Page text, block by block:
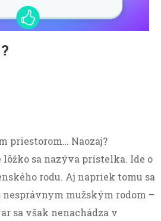
priestorom… Naozaj?
lôžko sa nazýva prístelka. Ide o
rodu. Aj napriek tomu sa
nesprávnym mužským rodom –
sa však nenachádza v